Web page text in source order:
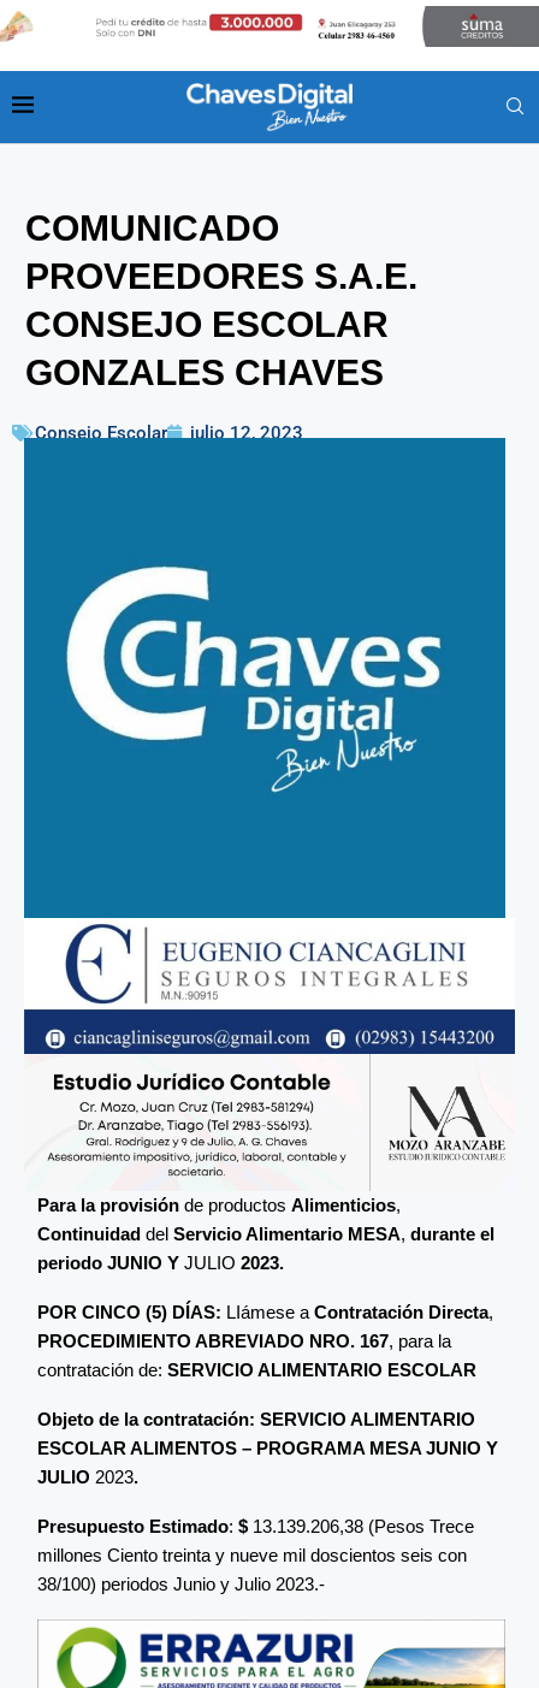
COMUNICADO
PROVEEDORES S.A.E.
CONSEJO ESCOLAR
GONZALES CHAVES
Consejo Escolar julio 12, 2023
Para la provisión de productos Alimenticios,
Continuidad del Servicio Alimentario MESA, durante el
periodo JUNIO Y JULIO 2023.
POR CINCO (5) DÍAS: LIámese a Contratación Directa,
PROCEDIMIENTO ABREVIADO NRO. 167, para la
contratación de: SERVICIO ALIMENTARIO ESCOLAR
Objeto de la contratación: SERVICIO ALIMENTARIO
ESCOLAR ALIMENTOS – PROGRAMA MESA JUNIO Y
JULIO 2023.
Presupuesto Estimado: $ 13.139.206,38 (Pesos Trece
millones Ciento treinta y nueve mil doscientos seis con
38/100) periodos Junio y Julio 2023.-